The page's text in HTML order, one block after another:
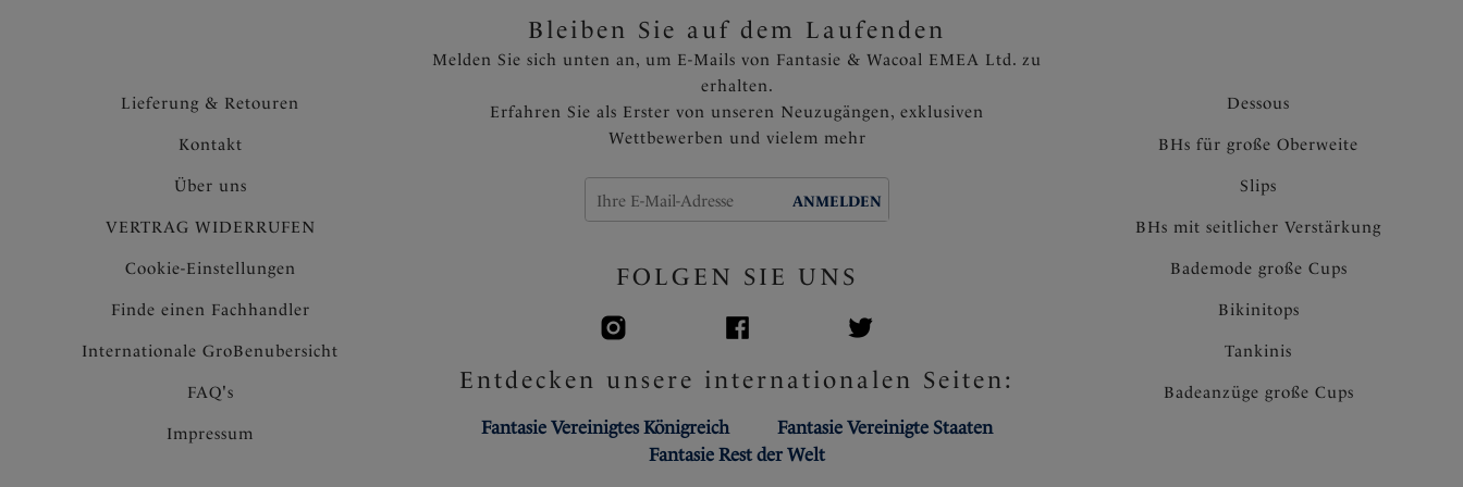
Lieferung & Retouren
Kontakt
Über uns
VERTRAG WIDERRUFEN
Cookie-Einstellungen
Finde einen Fachhandler
Internationale GroBenubersicht
FAQ's
Impressum
Bleiben Sie auf dem Laufenden
Melden Sie sich unten an, um E-Mails von Fantasie & Wacoal EMEA Ltd. zu
erhalten.
Erfahren Sie als Erster von unseren Neuzugängen, exklusiven
Wettbewerben und vielem mehr
ANMELDEN
FOLGEN SIE UNS
Entdecken unsere internationalen Seiten:
Fantasie Vereinigtes Königreich
Fantasie Vereinigte Staaten
Fantasie Rest der Welt
Dessous
BHs für große Oberweite
Slips
BHs mit seitlicher Verstärkung
Bademode große Cups
Bikinitops
Tankinis
Badeanzüge große Cups